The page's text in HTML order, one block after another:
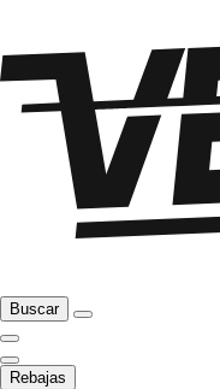
Buscar
Rebajas